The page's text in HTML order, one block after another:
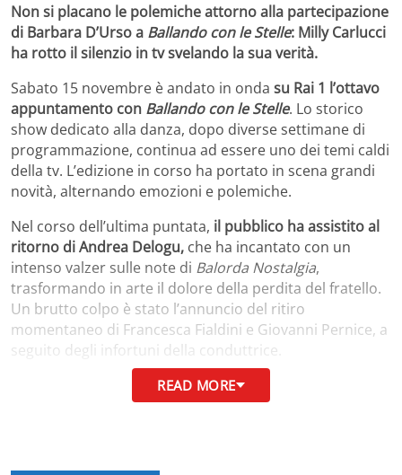
Non si placano le polemiche attorno alla partecipazione
di Barbara D’Urso a Ballando con le Stelle: Milly Carlucci
ha rotto il silenzio in tv svelando la sua verità.
Sabato 15 novembre è andato in onda su Rai 1 l’ottavo
appuntamento con Ballando con le Stelle. Lo storico
show dedicato alla danza, dopo diverse settimane di
programmazione, continua ad essere uno dei temi caldi
della tv. L’edizione in corso ha portato in scena grandi
novità, alternando emozioni e polemiche.
Nel corso dell’ultima puntata, il pubblico ha assistito al
ritorno di Andrea Delogu, che ha incantato con un
intenso valzer sulle note di Balorda Nostalgia,
trasformando in arte il dolore della perdita del fratello.
Un brutto colpo è stato l’annuncio del ritiro
momentaneo di Francesca Fialdini e Giovanni Pernice, a
seguito degli infortuni della conduttrice.
I riflettori, però, continuano ad essere puntati sul
Ballando2025.Barbara D’Urso, a
stata lei a rubare la scena guadagnando il tesoretto con
READ MORE